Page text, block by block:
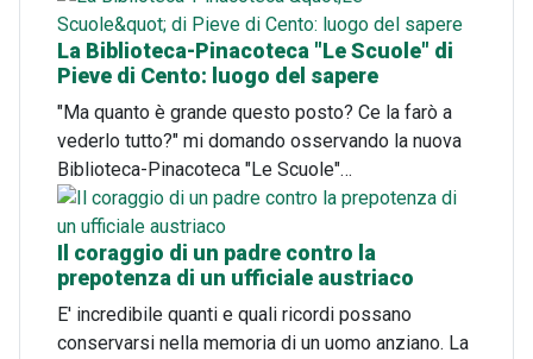
La Biblioteca-Pinacoteca "Le Scuole" di
Pieve di Cento: luogo del sapere
"Ma quanto è grande questo posto? Ce la farò a
vederlo tutto?" mi domando osservando la nuova
Biblioteca-Pinacoteca "Le Scuole"…
Il coraggio di un padre contro la
prepotenza di un ufficiale austriaco
E' incredibile quanti e quali ricordi possano
conservarsi nella memoria di un uomo anziano. La